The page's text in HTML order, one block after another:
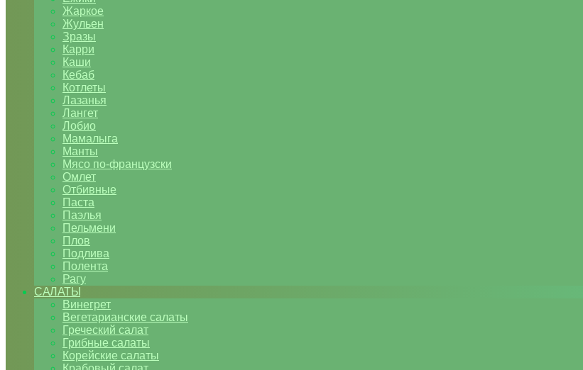
Жаркое
Жульен
Зразы
Карри
Каши
Кебаб
Котлеты
Лазанья
Лангет
Лобио
Мамалыга
Манты
Мясо по-французски
Омлет
Отбивные
Паста
Паэлья
Пельмени
Плов
Подлива
Полента
Рагу
САЛАТЫ
Винегрет
Вегетарианские салаты
Греческий салат
Грибные салаты
Корейские салаты